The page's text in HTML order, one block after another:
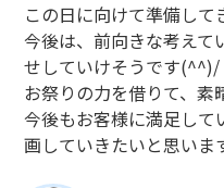
この日に向けて準備して
今後は、前向きな考えて
せしていけそうです(^^)/
お祭りの力を借りて、素
今後もお客様に満足し
画していきたいと思いま